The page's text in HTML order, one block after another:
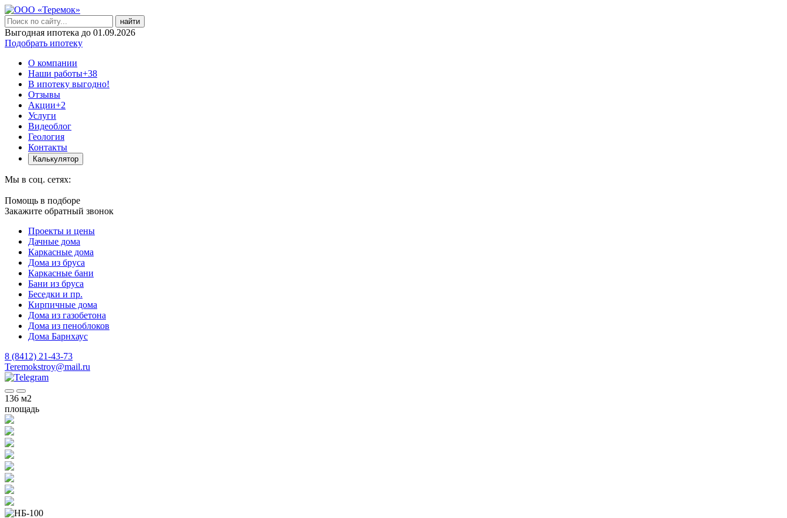
найти
Выгодная ипотека до 01.09.2026
Подобрать ипотеку
О компании
Наши работы+38
В ипотеку выгодно!
Отзывы
Акции+2
Услуги
Видеоблог
Геология
Контакты
Калькулятор
Мы в соц. сетях:
Помощь в подборе
Закажите обратный звонок
Проекты и цены
Дачные дома
Каркасные дома
Дома из бруса
Каркасные бани
Бани из бруса
Беседки и пр.
Кирпичные дома
Дома из газобетона
Дома из пеноблоков
Дома Барнхаус
8 (8412) 21-43-73
Teremokstroy@mail.ru
136 м2
площадь